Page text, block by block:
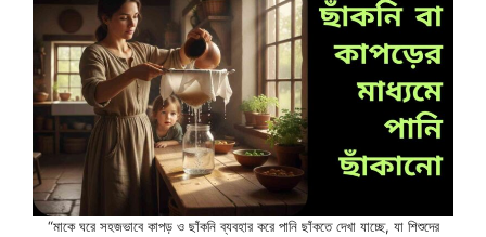
“মাকে ঘরে সহজভাবে কাপড় ও ছাঁকনি ব্যবহার করে পানি ছাঁকতে দেখা যাচ্ছে, যা শিশুদের